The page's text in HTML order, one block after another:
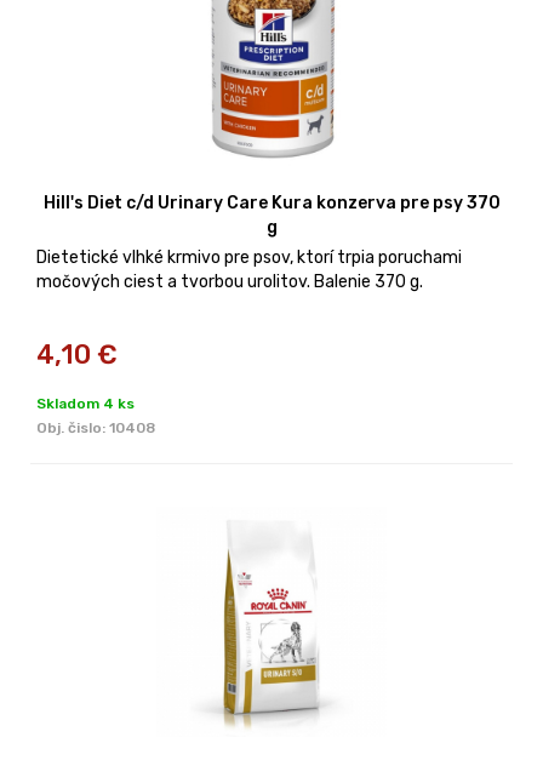
Hill's Diet c/d Urinary Care Kura konzerva pre psy 370
g
Dietetické vlhké krmivo pre psov, ktorí trpia poruchami
močových ciest a tvorbou urolitov. Balenie 370 g.
4,10 €
Skladom 4 ks
Obj. čislo: 10408